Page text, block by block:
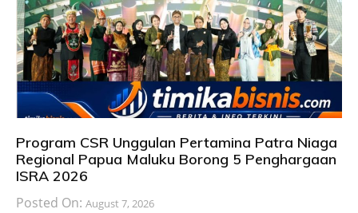
Program CSR Unggulan Pertamina Patra Niaga
Regional Papua Maluku Borong 5 Penghargaan
ISRA 2026
Posted On: August 7, 2026